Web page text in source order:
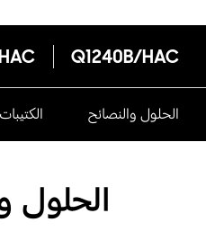
Q1240B/HAC
الحلول والنصائح
الحلول